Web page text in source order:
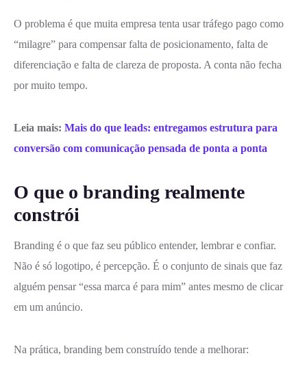
O problema é que muita empresa tenta usar tráfego pago como
“milagre” para compensar falta de posicionamento, falta de
diferenciação e falta de clareza de proposta. A conta não fecha
por muito tempo.
Leia mais: Mais do que leads: entregamos estrutura para
conversão com comunicação pensada de ponta a ponta
O que o branding realmente
constrói
Branding é o que faz seu público entender, lembrar e confiar.
Não é só logotipo, é percepção. É o conjunto de sinais que faz
alguém pensar “essa marca é para mim” antes mesmo de clicar
em um anúncio.
Na prática, branding bem construído tende a melhorar: